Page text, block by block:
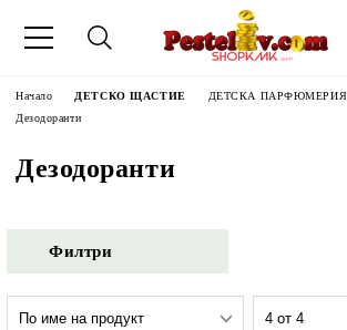
Начало ДЕТСКО ЩАСТИЕ
ДЕТСКА
Дезодоранти
Дезодоранти
Филтри